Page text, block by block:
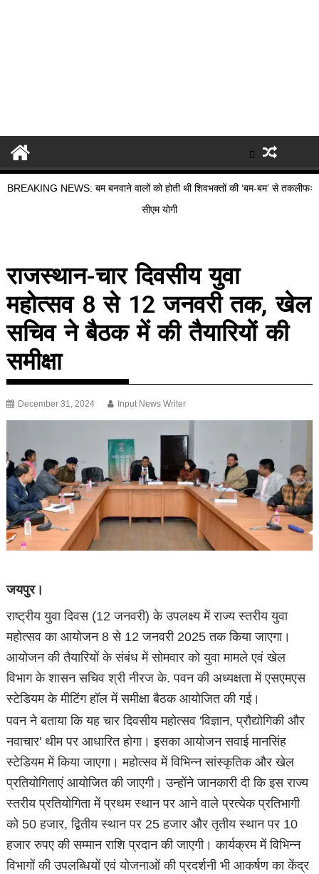
BREAKING NEWS: बम बनवाने वालों को होती थी शिवभक्तों की ‘बम-बम’ से तकलीफः
सीएम योगी
राजस्थान-चार दिवसीय युवा
महोत्सव 8 से 12 जनवरी तक, खेल
सचिव ने बैठक में की तैयारियों की
समीक्षा
December 31, 2024 Input News Writer
जयपुर।
राष्ट्रीय युवा दिवस (12 जनवरी) के उपलक्ष्य में राज्य स्तरीय युवा
महोत्सव का आयोजन 8 से 12 जनवरी 2025 तक किया जाएगा।
आयोजन की तैयारियों के संबंध में सोमवार को युवा मामले एवं खेल
विभाग के शासन सचिव श्री नीरज के. पवन की अध्यक्षता में एसएमएस
स्टेडियम के मीटिंग हॉल में समीक्षा बैठक आयोजित की गई।
पवन ने बताया कि यह चार दिवसीय महोत्सव 'विज्ञान, प्रौद्योगिकी और
नवाचार' थीम पर आधारित होगा। इसका आयोजन सवाई मानसिंह
स्टेडियम में किया जाएगा। महोत्सव में विभिन्न सांस्कृतिक और खेल
प्रतियोगिताएं आयोजित की जाएगी। उन्होंने जानकारी दी कि इस राज्य
स्तरीय प्रतियोगिता में प्रथम स्थान पर आने वाले प्रत्येक प्रतिभागी
को 50 हजार, द्वितीय स्थान पर 25 हजार और तृतीय स्थान पर 10
हजार रुपए की सम्मान राशि प्रदान की जाएगी। कार्यक्रम में विभिन्न
विभागों की उपलब्धियों एवं योजनाओं की प्रदर्शनी भी आकर्षण का केंद्र